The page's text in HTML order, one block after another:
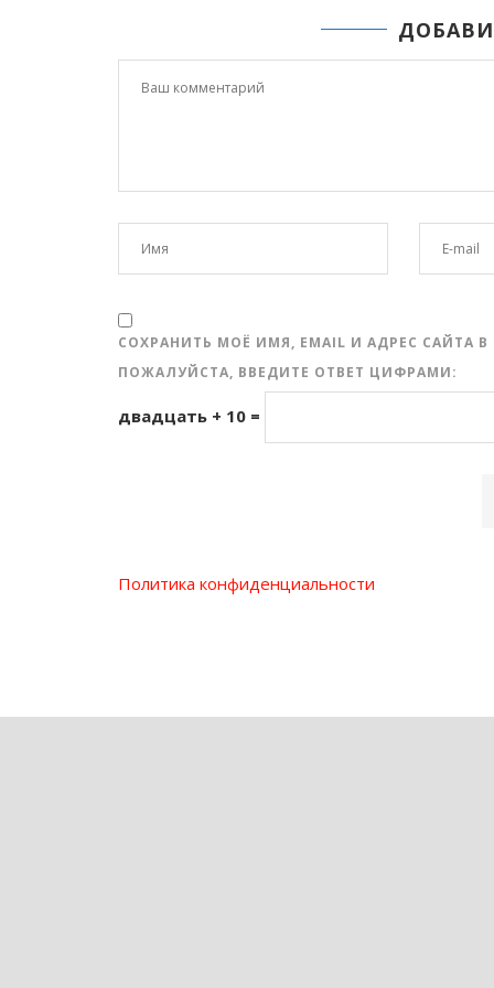
СОХРАНИТЬ МОЁ ИМЯ, EMAIL И АДРЕС
ПОЖАЛУЙСТА, ВВЕДИТЕ ОТВЕТ ЦИФРАМИ:
двадцать + 10 =
Политика конфиденциальности